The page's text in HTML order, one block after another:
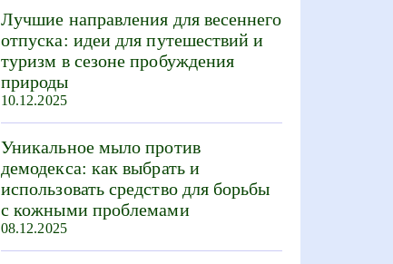
Лучшие направления для весеннего
отпуска: идеи для путешествий и
туризм в сезоне пробуждения
природы
10.12.2025
Уникальное мыло против
демодекса: как выбрать и
использовать средство для борьбы
с кожными проблемами
08.12.2025